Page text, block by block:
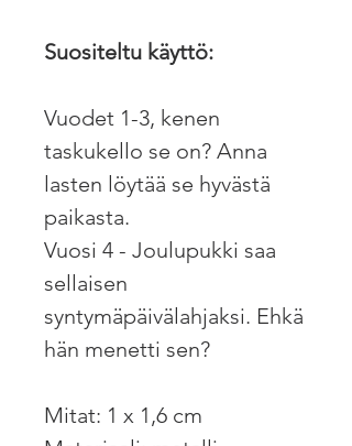
Suositeltu käyttö:
Vuodet 1-3, kenen
taskukello se on? Anna
lasten löytää se hyvästä
paikasta.
Vuosi 4 - Joulupukki saa
sellaisen
syntymäpäivälahjaksi. Ehkä
hän menetti sen?
Mitat: 1 x 1,6 cm